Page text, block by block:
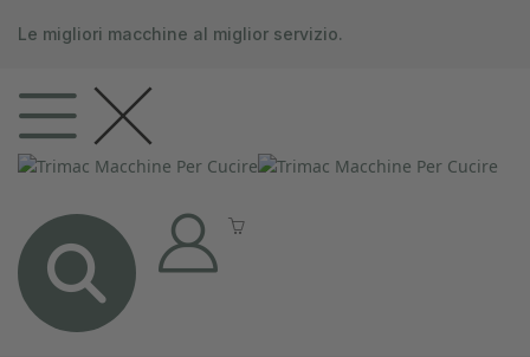
Le migliori macchine al miglior servizio.